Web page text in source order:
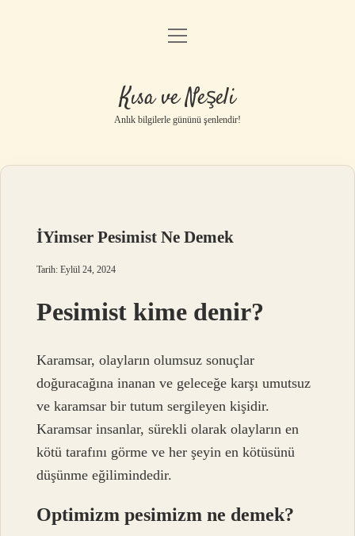
Anasayfa
Yasal Uyarı
menüyü
Kısa ve Neşeli
Anlık bilgilerle gününü şenlendir!
İYimser Pesimist Ne Demek
Tarih: Eylül 24, 2024
Pesimist kime denir?
Karamsar, olayların olumsuz sonuçlar
doğuracağına inanan ve geleceğe karşı umutsuz
ve karamsar bir tutum sergileyen kişidir.
Karamsar insanlar, sürekli olarak olayların en
kötü tarafını görme ve her şeyin en kötüsünü
düşünme eğilimindedir.
Optimizm pesimizm ne demek?